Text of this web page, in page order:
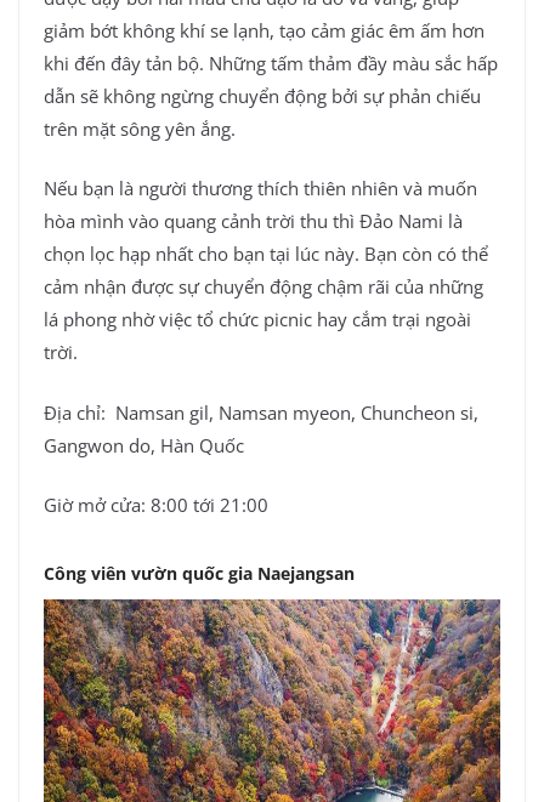
giảm bớt không khí se lạnh, tạo cảm giác êm ấm hơn
khi đến đây tản bộ. Những tấm thảm đầy màu sắc hấp
dẫn sẽ không ngừng chuyển động bởi sự phản chiếu
trên mặt sông yên ắng.
Nếu bạn là người thương thích thiên nhiên và muốn
hòa mình vào quang cảnh trời thu thì Đảo Nami là
chọn lọc hạp nhất cho bạn tại lúc này. Bạn còn có thể
cảm nhận được sự chuyển động chậm rãi của những
lá phong nhờ việc tổ chức picnic hay cắm trại ngoài
trời.
Địa chỉ: Namsan gil, Namsan myeon, Chuncheon si,
Gangwon do, Hàn Quốc
Giờ mở cửa: 8:00 tới 21:00
Công viên vườn quốc gia Naejangsan